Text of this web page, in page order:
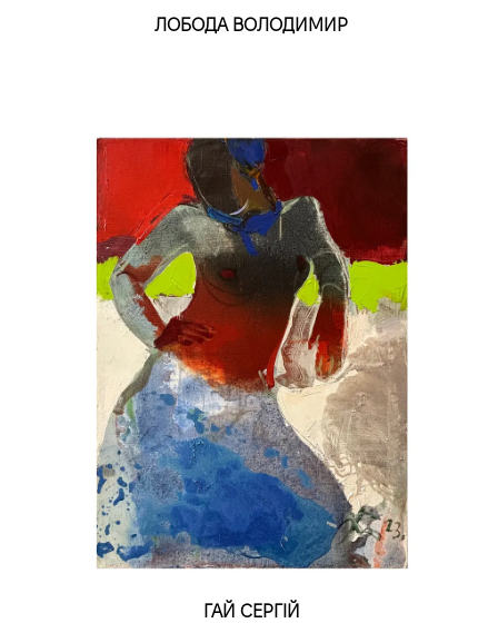
ЛОБОДА ВОЛОДИМИР
ГАЙ СЕРГІЙ